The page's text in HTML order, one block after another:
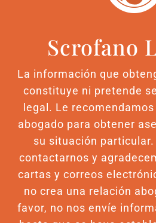
Scrofano
La información que
constituye ni pretende
legal. Le
abogado para obtener
su situación
contactarnos y
cartas y correos
no crea una relación
favor, no nos envíe